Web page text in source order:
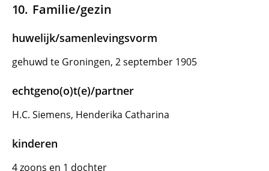
Familie/gezin
huwelijk/samenlevingsvorm
gehuwd te Groningen, 2 september 1905
echtgeno(o)t(e)/partner
H.C. Siemens, Henderika Catharina
kinderen
4 zoons en 1 dochter